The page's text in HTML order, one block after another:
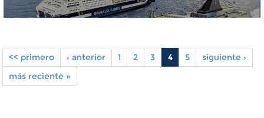
Pages
<< primero ‹ anterior 1 2 3 4 5
siguiente ›
más reciente »